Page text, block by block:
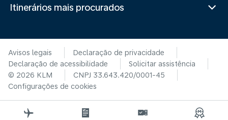
Itinerários mais procurados
Avisos legais
Declaração de privacidade
Declaração de acessibilidade
Solicitar assistência
© 2026 KLM
CNPJ 33.643.420/0001-45
Configurações de cookies